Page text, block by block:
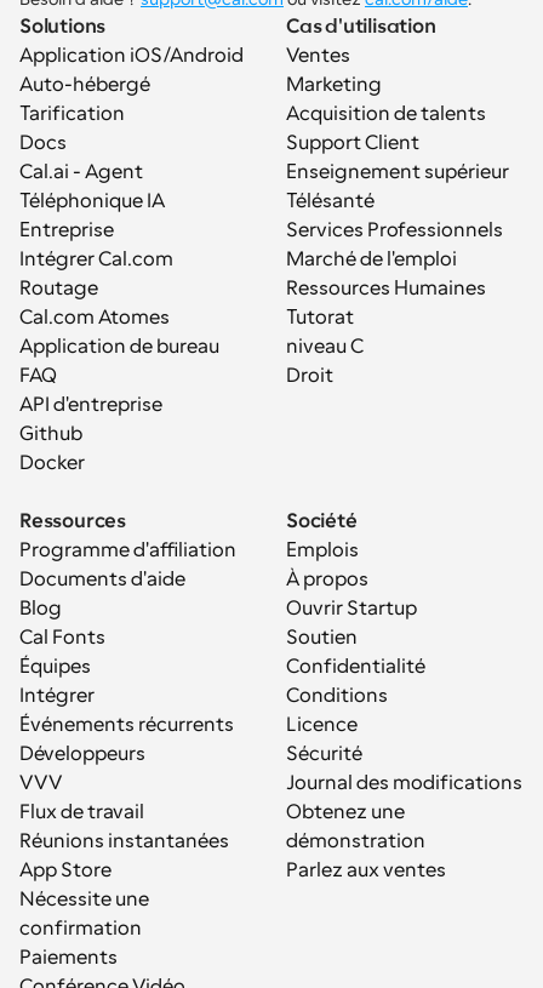
Solutions
Application iOS/Android
Auto-hébergé
Tarification
Docs
Cal.ai - Agent
Téléphonique IA
Entreprise
Intégrer Cal.com
Routage
Cal.com Atomes
Application de bureau
FAQ
API d'entreprise
Github
Docker
Cas d'utilisation
Ventes
Marketing
Acquisition de talents
Support Client
Enseignement supérieur
Télésanté
Services Professionnels
Marché de l'emploi
Ressources Humaines
Tutorat
niveau C
Droit
Ressources
Programme d'affiliation
Documents d'aide
Blog
Cal Fonts
Équipes
Intégrer
Événements récurrents
Développeurs
VVV
Flux de travail
Réunions instantanées
App Store
Nécessite une
confirmation
Paiements
Société
Emplois
À propos
Ouvrir Startup
Soutien
Confidentialité
Conditions
Licence
Sécurité
Journal des modifications
Obtenez une
démonstration
Parlez aux ventes